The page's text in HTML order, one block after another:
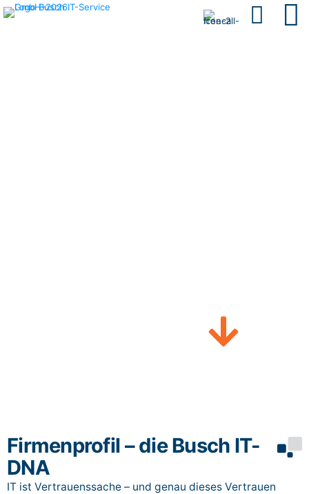
Firmenprofil – die Busch IT-
DNA
IT ist Vertrauenssache – und genau dieses Vertrauen